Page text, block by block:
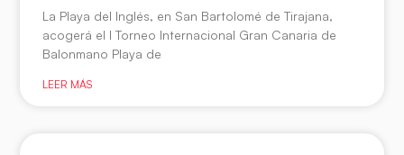
La Playa del Inglés, en San Bartolomé de Tirajana,
acogerá el I Torneo Internacional Gran Canaria de
Balonmano Playa de
LEER MÁS